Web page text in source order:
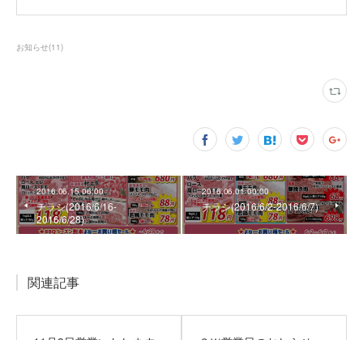
お知らせ(11)
2016.06.15 06:00
チラシ(2016/6/16‐
2016/6/28)
2016.06.01 00:00
チラシ(2016/6/2‐2016/6/7)
関連記事